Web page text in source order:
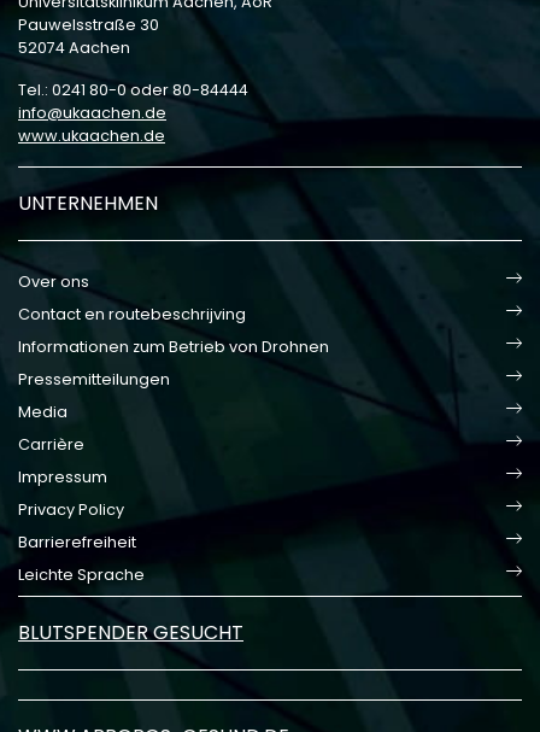
Raising &
Microsurgery
Pauwelsstraße 30
52074 Aachen
Tel.: 0241 80-0 oder 80-84444
info
ukaachen de
www.ukaachen.de
UNTERNEHMEN
Over ons
Contact en routebeschrijving
Informationen zum Betrieb von Drohnen
Pressemitteilungen
Media
Carrière
Impressum
Privacy Policy
Barrierefreiheit
Leichte Sprache
BLUTSPENDER GESUCHT